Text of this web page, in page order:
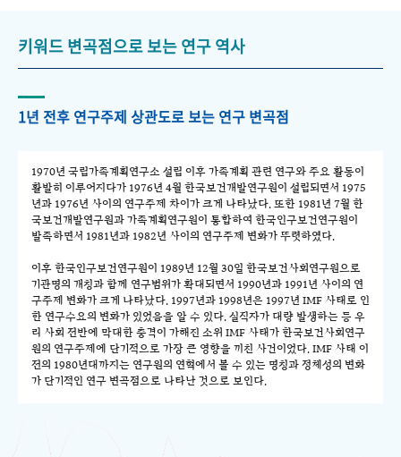
키워드 변곡점으로 보는 연구 역사
1년 전후 연구주제 상관도로 보는 연구 변곡점
1970년 국립가족계획연구소 설립 이후 가족계획 관련 연구와 주요 활동이
활발히 이루어지다가 1976년 4월 한국보건개발연구원이 설립되면서 1975
년과 1976년 사이의 연구주제 차이가 크게 나타났다. 또한 1981년 7월 한
국보건개발연구원과 가족계획연구원이 통합하여 한국인구보건연구원이
발족하면서 1981년과 1982년 사이의 연구주제 변화가 뚜렷하였다.
이후 한국인구보건연구원이 1989년 12월 30일 한국보건사회연구원으로
기관명의 개칭과 함께 연구범위가 확대되면서 1990년과 1991년 사이의 연
구주제 변화가 크게 나타났다. 1997년과 1998년은 1997년 IMF 사태로 인
한 연구수요의 변화가 있었음을 알 수 있다. 실직자가 대량 발생하는 등 우
리 사회 전반에 막대한 충격이 가해진 소위 IMF 사태가 한국보건사회연구
원의 연구주제에 단기적으로 가장 큰 영향을 끼친 사건이었다. IMF 사태 이
전의 1980년대까지는 연구원의 연혁에서 볼 수 있는 명칭과 정체성의 변화
가 단기적인 연구 변곡점으로 나타난 것으로 보인다.